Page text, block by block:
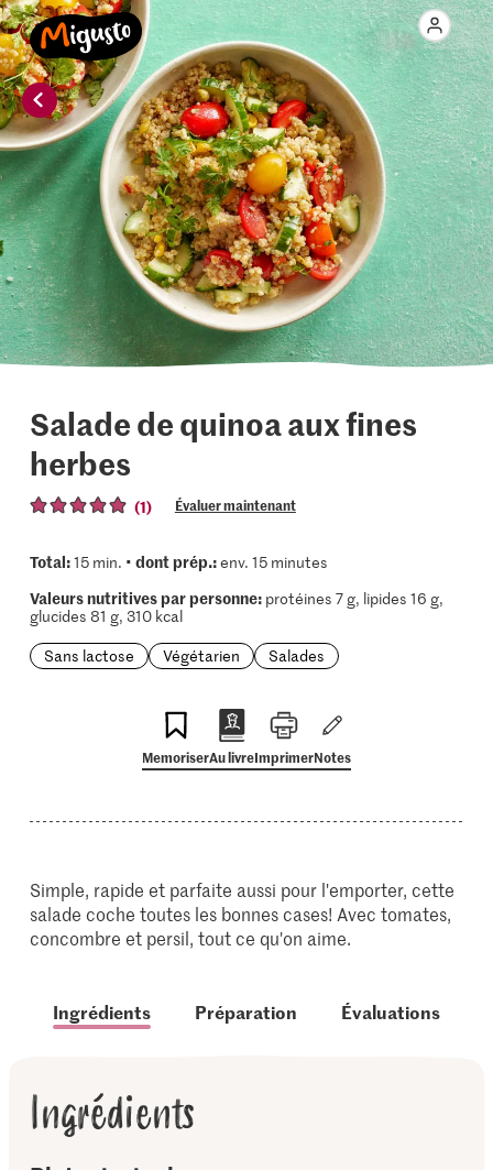
Salade de quinoa aux fines
herbes
(1) Évaluer maintenant
Total:15 min. • dont prép.:env. 15 minutes
Valeurs nutritives par personne:protéines 7 g, lipides 16 g,
glucides 81 g, 310 kcal
Sans lactose
Végétarien Salades
MemoriserAu livreImprimerNotes
Simple, rapide et parfaite aussi pour l'emporter, cette
salade coche toutes les bonnes cases! Avec tomates,
concombre et persil, tout ce qu'on aime.
Ingrédients Préparation Évaluations
Ingrédients